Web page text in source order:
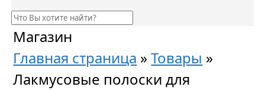
Магазин
Главная страница »Товары »
Лакмусовые полоски для